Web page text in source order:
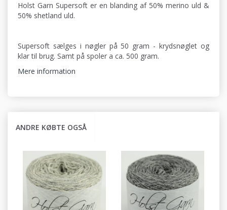
Holst Garn Supersoft er en blanding af 50% merino uld &
50% shetland uld.
Supersoft sælges i nøgler på 50 gram - krydsnøglet og
klar til brug. Samt på spoler a ca. 500 gram.
Mere information
ANDRE KØBTE OGSÅ